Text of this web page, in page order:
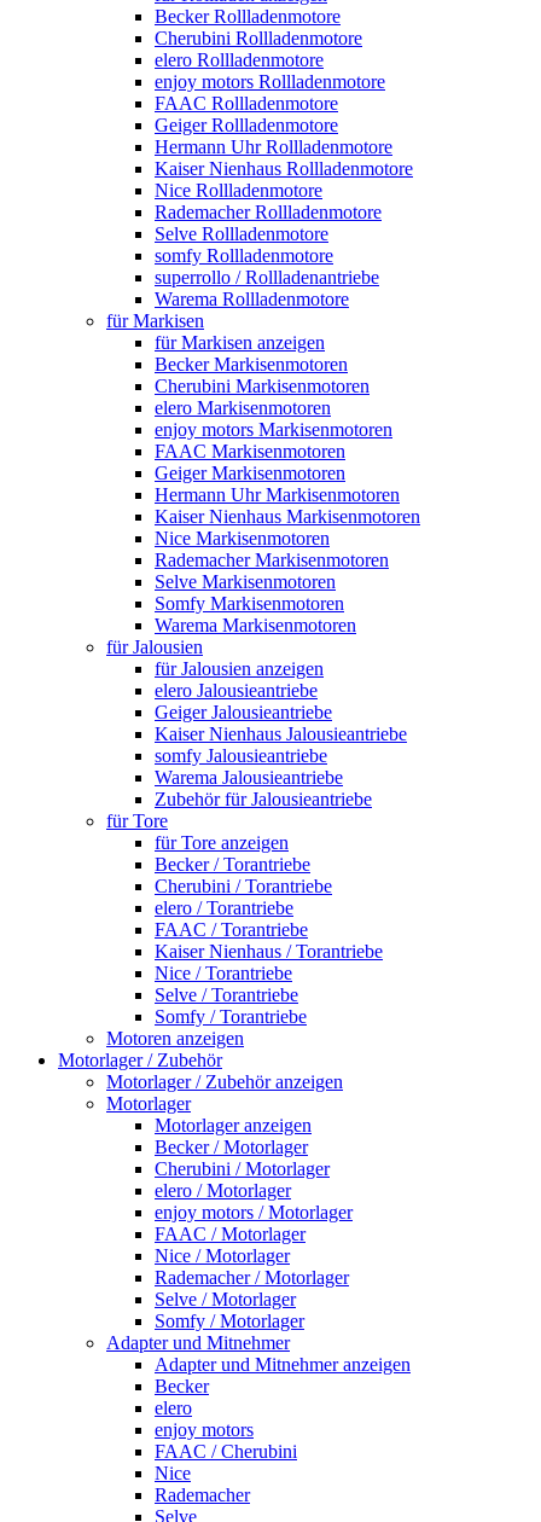
Becker Rollladenmotore
Cherubini Rollladenmotore
elero Rollladenmotore
enjoy motors Rollladenmotore
FAAC Rollladenmotore
Geiger Rollladenmotore
Hermann Uhr Rollladenmotore
Kaiser Nienhaus Rollladenmotore
Nice Rollladenmotore
Rademacher Rollladenmotore
Selve Rollladenmotore
somfy Rollladenmotore
superrollo / Rollladenantriebe
Warema Rollladenmotore
für Markisen
für Markisen anzeigen
Becker Markisenmotoren
Cherubini Markisenmotoren
elero Markisenmotoren
enjoy motors Markisenmotoren
FAAC Markisenmotoren
Geiger Markisenmotoren
Hermann Uhr Markisenmotoren
Kaiser Nienhaus Markisenmotoren
Nice Markisenmotoren
Rademacher Markisenmotoren
Selve Markisenmotoren
Somfy Markisenmotoren
Warema Markisenmotoren
für Jalousien
für Jalousien anzeigen
elero Jalousieantriebe
Geiger Jalousieantriebe
Kaiser Nienhaus Jalousieantriebe
somfy Jalousieantriebe
Warema Jalousieantriebe
Zubehör für Jalousieantriebe
für Tore
für Tore anzeigen
Becker / Torantriebe
Cherubini / Torantriebe
elero / Torantriebe
FAAC / Torantriebe
Kaiser Nienhaus / Torantriebe
Nice / Torantriebe
Selve / Torantriebe
Somfy / Torantriebe
Motoren anzeigen
Motorlager / Zubehör
Motorlager / Zubehör anzeigen
Motorlager
Motorlager anzeigen
Becker / Motorlager
Cherubini / Motorlager
elero / Motorlager
enjoy motors / Motorlager
FAAC / Motorlager
Nice / Motorlager
Rademacher / Motorlager
Selve / Motorlager
Somfy / Motorlager
Adapter und Mitnehmer
Adapter und Mitnehmer anzeigen
Becker
elero
enjoy motors
FAAC / Cherubini
Nice
Rademacher
Selve